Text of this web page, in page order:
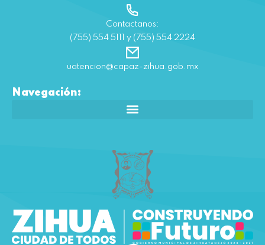
Contactanos:
(755) 554 5111 y (755) 554 2224
uatencion@capaz-zihua.gob.mx
Navegación: